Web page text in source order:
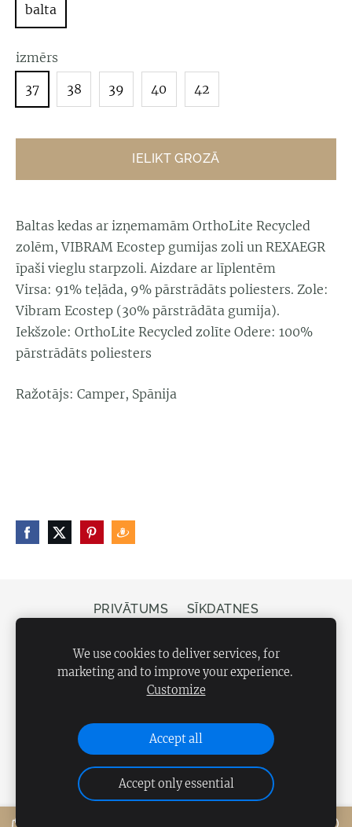
balta
izmērs
37
38 39 40 42
IELIKT GROZĀ
Baltas kedas ar izņemamām OrthoLite Recycled
zolēm, VIBRAM Ecostep gumijas zoli un REXAEGR
īpaši vieglu starpzoli. Aizdare ar līplentēm
Virsa: 91% teļāda, 9% pārstrādāts poliesters. Zole:
Vibram Ecostep (30% pārstrādāta gumija).
Iekšzole: OrthoLite Recycled zolīte Odere: 100%
pārstrādāts poliesters
Ražotājs: Camper, Spānija
PRIVĀTUMS SĪKDATNES
Veikals Bergs, Elizabetes iela 20, Rīga, LV-1050
We use cookies to deliver services, for
marketing and to improve your experience.
Customize
Accept all
Accept only essential